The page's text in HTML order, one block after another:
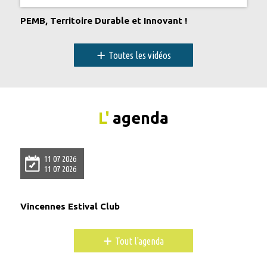
PEMB, Territoire Durable et Innovant !
+ Toutes les vidéos
L' agenda
11 07 2026
11 07 2026
Vincennes Estival Club
+ Tout l'agenda